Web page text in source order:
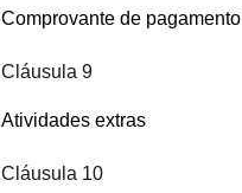
Comprovante de pagamento
Cláusula 9
Atividades extras
Cláusula 10